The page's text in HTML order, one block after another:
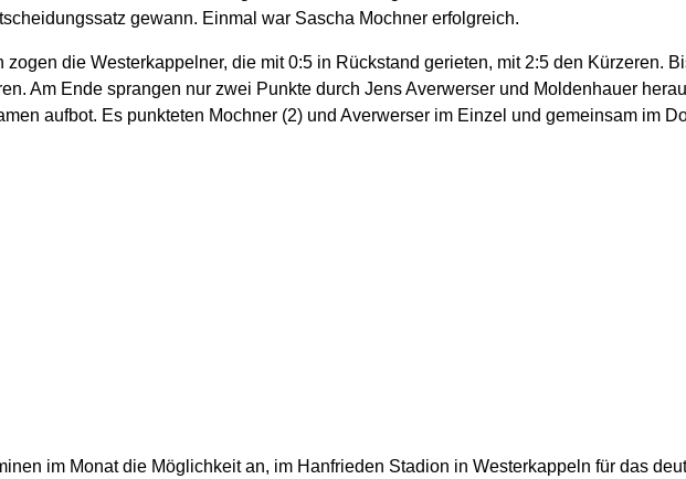
gewann. Einmal war Sascha Mochner erfolgreich.
die Westerkappelner, die mit 0:5 in Rückstand gerieten, mit 2:5 den Kürzeren.
Am Ende sprangen nur zwei Punkte durch Jens Averwerser und Moldenhauer
aufbot. Es punkteten Mochner (2) und Averwerser im Einzel und gemeinsam im
im Monat die Möglichkeit an, im Hanfrieden Stadion in Westerkappeln für das